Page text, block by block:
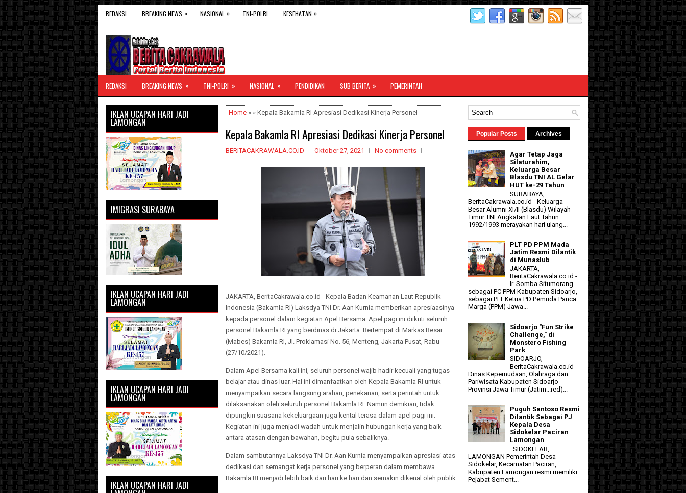
REDAKSI BREAKING NEWS » NASIONAL » TNI-POLRI KESEHATAN »
REDAKSI BREAKING NEWS » TNI-POLRI » NASIONAL » PENDIDIKAN SUB BERITA » PEMERINTAH
Home » » Kepala Bakamla RI Apresiasi Dedikasi Kinerja Personel
Kepala Bakamla RI Apresiasi Dedikasi Kinerja Personel
BERITACAKRAWALA.CO.ID Oktober 27, 2021 No comments
JAKARTA, BeritaCakrawala.co.id - Kepala Badan Keamanan Laut Republik
Indonesia (Bakamla RI) Laksdya TNI Dr. Aan Kurnia memberikan apresiaasinya
kepada personel dalam kegiatan Apel Bersama. Apel pagi ini diikuti seluruh
personel Bakamla RI yang berdinas di Jakarta. Bertempat di Markas Besar
(Mabes) Bakamla RI, Jl. Proklamasi No. 56, Menteng, Jakarta Pusat, Rabu
(27/10/2021).
Dalam Apel Bersama kali ini, seluruh personel wajib hadir kecuali yang tugas
belajar atau dinas luar. Hal ini dimanfaatkan oleh Kepala Bakamla RI untuk
menyampaikan secara langsung arahan, penekanan, serta perintah untuk
dilaksanakan oleh seluruh personel Bakamla RI. Namun demikian, tidak
dipungkiri suasana kekeluargaan juga kental terasa dalam apel pagi ini.
Kegiatan ini juga menjadi wadah untuk menjalin hubungan kerja yang baik
antara atasan dengan bawahan, begitu pula sebaliknya.
Dalam sambutannya Laksdya TNI Dr. Aan Kurnia menyampaikan apresiasi atas
dedikasi dan semangat kerja personel yang berperan dalam membawa
Bakamla RI menjadi lebih baik dari hari ke hari dan semakin dikenal oleh publik.
IKLAN UCAPAN HARI JADI
LAMONGAN
IMIGRASI SURABAYA
IKLAN UCAPAN HARI JADI
LAMONGAN
IKLAN UCAPAN HARI JADI
LAMONGAN
IKLAN UCAPAN HARI JADI
Popular Posts Archives
Agar Tetap Jaga
Silaturahim,
Keluarga Besar
Blasdu TNI AL Gelar
HUT ke-29 Tahun
SURABAYA,
BeritaCakrawala.co.id - Keluarga
Besar Alumni XI/II (Blasdu) Wilayah
Timur TNI Angkatan Laut Tahun
1992/1993 merayakan hari ulang...
PLT PD PPM Mada
Jatim Resmi Dilantik
di Munaslub
JAKARTA,
BeritaCakrawala.co.id -
Ir. Somba Situmorang
sebagai PC PPM Kabupaten Sidoarjo,
sebagai PLT Ketua PD Pemuda Panca
Marga (PPM) Jawa...
Sidoarjo "Fun Strike
Challenge," di
Monstero Fishing
Park
SIDOARJO,
BeritaCakrawala.co.id -
Dinas Kepemudaan, Olahraga dan
Pariwisata Kabupaten Sidoarjo
Provinsi Jawa Timur (Jatim...red)...
Puguh Santoso Resmi
Dilantik Sebagai PJ
Kepala Desa
Sidokelar Paciran
Lamongan
SIDOKELAR,
LAMONGAN Pemerintah Desa
Sidokelar, Kecamatan Paciran,
Kabupaten Lamongan resmi memiliki
Pejabat Sement...